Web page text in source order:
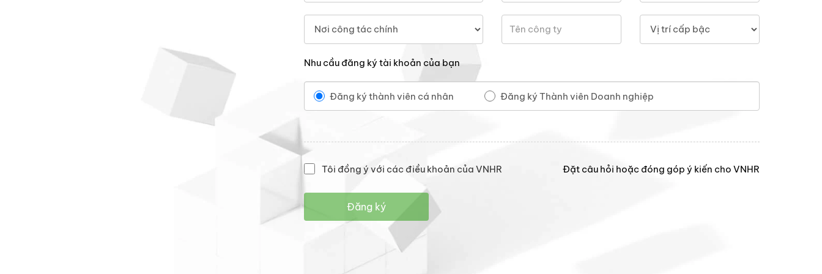
Nhu cầu đăng ký tài khoản của bạn
Đăng ký thành viên cá nhân Đăng ký Thành viên Doanh nghiệp
Tôi đồng ý với các điều khoản của VNHR Đặt câu hỏi hoặc đóng góp ý kiến cho VNHR
Đăng ký